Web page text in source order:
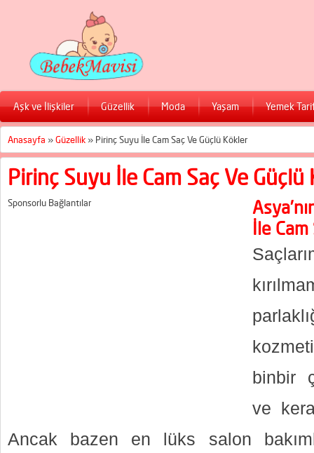
Aşk ve İlişkiler Güzellik Moda Yaşam Yemek
Anasayfa »Güzellik » Pirinç Suyu İle Cam Saç Ve Güçlü Kökler
Pirinç Suyu İle Cam Saç Ve Güçlü
Sponsorlu Bağlantılar
İle
binbir
ve
Ancak bazen en lüks salon